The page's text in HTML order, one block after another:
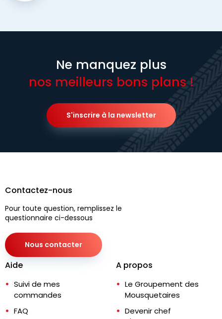
Ne manquez plus
nos meilleurs bons plans !
S'inscrire à la newsletter
Contactez-nous
Pour toute question, remplissez le
questionnaire ci-dessous
Nous contacter
Aide
Suivi de mes
commandes
FAQ
A propos
Le Groupement des
Mousquetaires
Devenir chef